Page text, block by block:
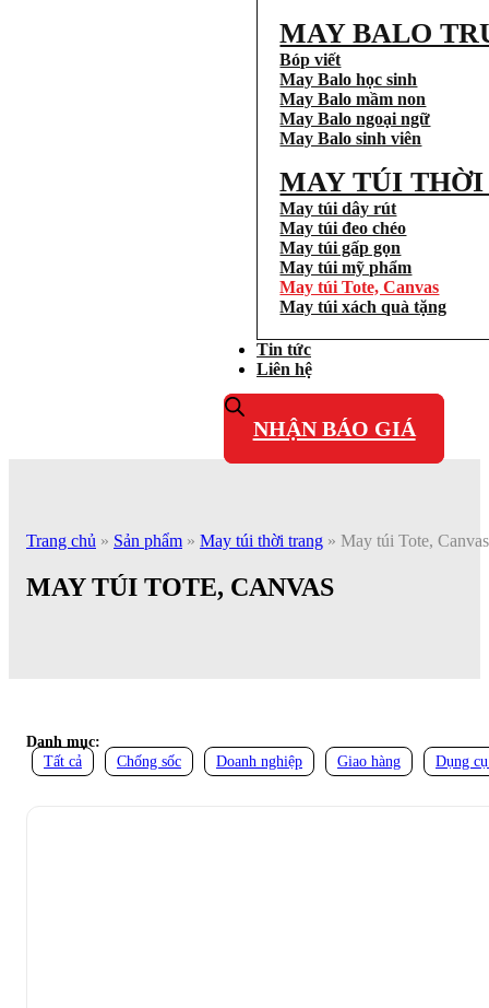
MAY BALO
Bóp viết
May Balo học sinh
May Balo mầm non
May Balo ngoại ngữ
May Balo sinh viên
MAY TÚI
May túi dây rút
May túi đeo chéo
May túi gấp gọn
May túi mỹ phẩm
May túi Tote, Canvas
May túi xách quà tặng
Tin tức
Liên hệ
NHẬN BÁO GIÁ
Trang chủ » Sản phẩm » May túi thời trang » May túi Tote, Canvas
MAY TÚI TOTE, CANVAS
Danh mục:
Tất cả
Chống sốc Doanh nghiệp Giao hàng Dụng